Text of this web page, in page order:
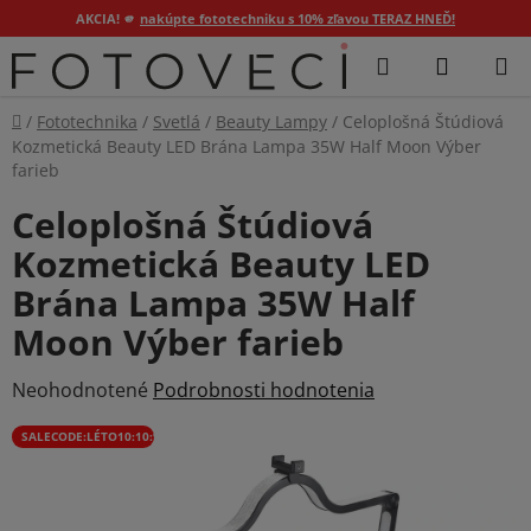
AKCIA! 🫵 nakúpte fototechniku s 10% zľavou TERAZ HNEĎ!
Prejsť
na
Hľadať
Domov
/ Fototechnika / Svetlá / Beauty Lampy / Celoplošná Štúdiová
Kozmetická Beauty LED Brána Lampa 35W Half Moon Výber
farieb
Celoplošná Štúdiová
Kozmetická Beauty LED
Brána Lampa 35W Half
Moon Výber farieb
Priemerné
hodnotenie
produktu
Neohodnotené Podrobnosti hodnotenia
SALECODE:LÉTO10:10:%